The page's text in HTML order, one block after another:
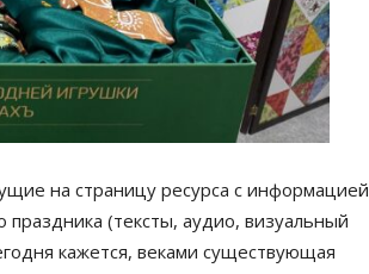
на страницу ресурса с информацией
(тексты, аудио, визуальный
кажется, веками существующая